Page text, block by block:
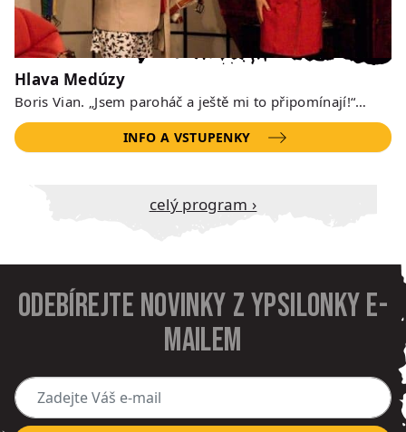
Hlava Medúzy
Boris Vian. „Jsem paroháč a ještě mi to připomínají!“…
INFO A VSTUPENKY
Celý program ›
Odebírejte novinky z Ypsilonky e-
mailem
Zadejte Váš e-mail